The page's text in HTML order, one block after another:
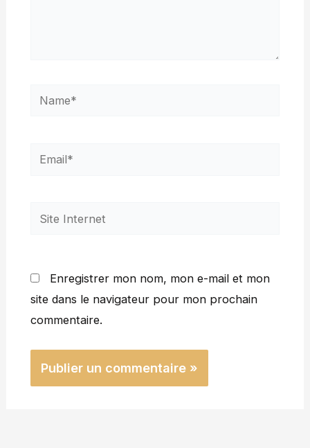
Name*
Email*
Site
Enregistrer mon nom, mon e-mail et mon
site dans le navigateur pour mon prochain
commentaire.